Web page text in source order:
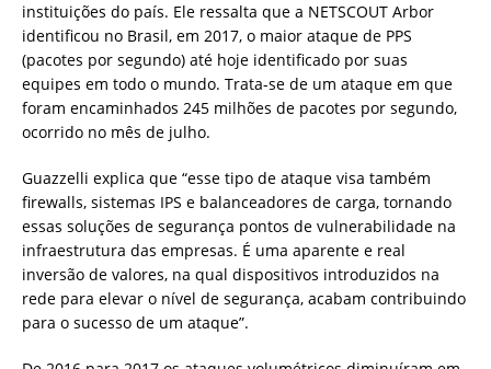
instituições do país. Ele ressalta que a NETSCOUT Arbor
identificou no Brasil, em 2017, o maior ataque de PPS
(pacotes por segundo) até hoje identificado por suas
equipes em todo o mundo. Trata-se de um ataque em que
foram encaminhados 245 milhões de pacotes por segundo,
ocorrido no mês de julho.
Guazzelli explica que “esse tipo de ataque visa também
firewalls, sistemas IPS e balanceadores de carga, tornando
essas soluções de segurança pontos de vulnerabilidade na
infraestrutura das empresas. É uma aparente e real
inversão de valores, na qual dispositivos introduzidos na
rede para elevar o nível de segurança, acabam contribuindo
para o sucesso de um ataque”.